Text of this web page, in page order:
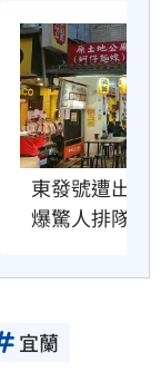
東發號遭出征
爆驚人排隊人
宜蘭